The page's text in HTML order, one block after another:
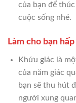
của bạn để
cuộc sống nhé.
Làm cho bạn
Khứu giác là
của năm giác
bạn sẽ thu hút
người xung